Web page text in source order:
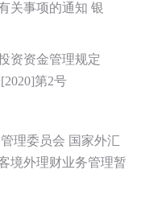
关事项的通知 银
资资金管理规定
第2号
理委员会 国家外汇
境外理财业务管理暂